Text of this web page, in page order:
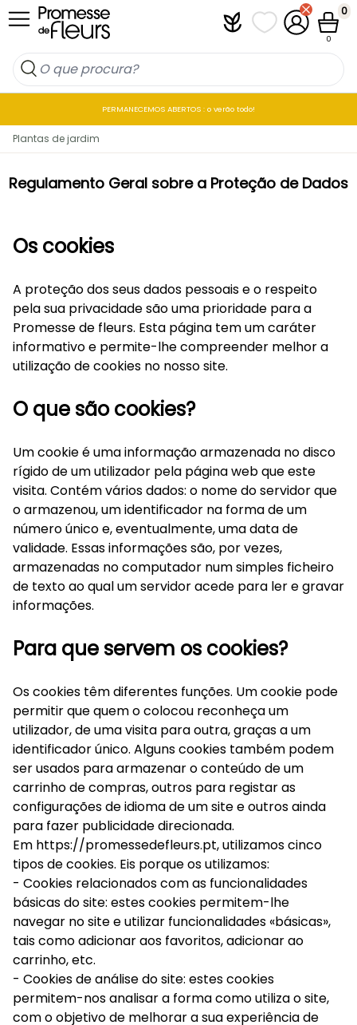
Ir para o Conteúdo PlantfitAs minhas listas
A minha
0
0
PERMANECEMOS ABERTOS : o verão todo!
Plantas de jardim
Regulamento Geral sobre a Proteção de Dados
Os cookies
A proteção dos seus dados pessoais e o respeito
pela sua privacidade são uma prioridade para a
Promesse de fleurs. Esta página tem um caráter
informativo e permite-lhe compreender melhor a
utilização de cookies no nosso site.
O que são cookies?
Um cookie é uma informação armazenada no disco
rígido de um utilizador pela página web que este
visita. Contém vários dados: o nome do servidor que
o armazenou, um identificador na forma de um
número único e, eventualmente, uma data de
validade. Essas informações são, por vezes,
armazenadas no computador num simples ficheiro
de texto ao qual um servidor acede para ler e gravar
informações.
Para que servem os cookies?
Os cookies têm diferentes funções. Um cookie pode
permitir que quem o colocou reconheça um
utilizador, de uma visita para outra, graças a um
identificador único. Alguns cookies também podem
ser usados para armazenar o conteúdo de um
carrinho de compras, outros para registar as
configurações de idioma de um site e outros ainda
para fazer publicidade direcionada.
Em https://promessedefleurs.pt, utilizamos cinco
tipos de cookies. Eis porque os utilizamos:
- Cookies relacionados com as funcionalidades
básicas do site: estes cookies permitem-lhe
navegar no site e utilizar funcionalidades «básicas»,
tais como adicionar aos favoritos, adicionar ao
carrinho, etc.
- Cookies de análise do site: estes cookies
permitem-nos analisar a forma como utiliza o site,
com o objetivo de melhorar a sua experiência de